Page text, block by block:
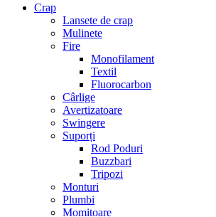
Crap
Lansete de crap
Mulinete
Fire
Monofilament
Textil
Fluorocarbon
Cârlige
Avertizatoare
Swingere
Suporți
Rod Poduri
Buzzbari
Tripozi
Monturi
Plumbi
Momitoare